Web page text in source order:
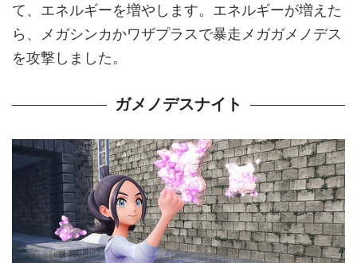
て、エネルギーを増やします。エネルギーが増えた
ら、メガシンカかワザプラスで暴走メガガメノデス
を攻撃しました。
ガメノデスナイト